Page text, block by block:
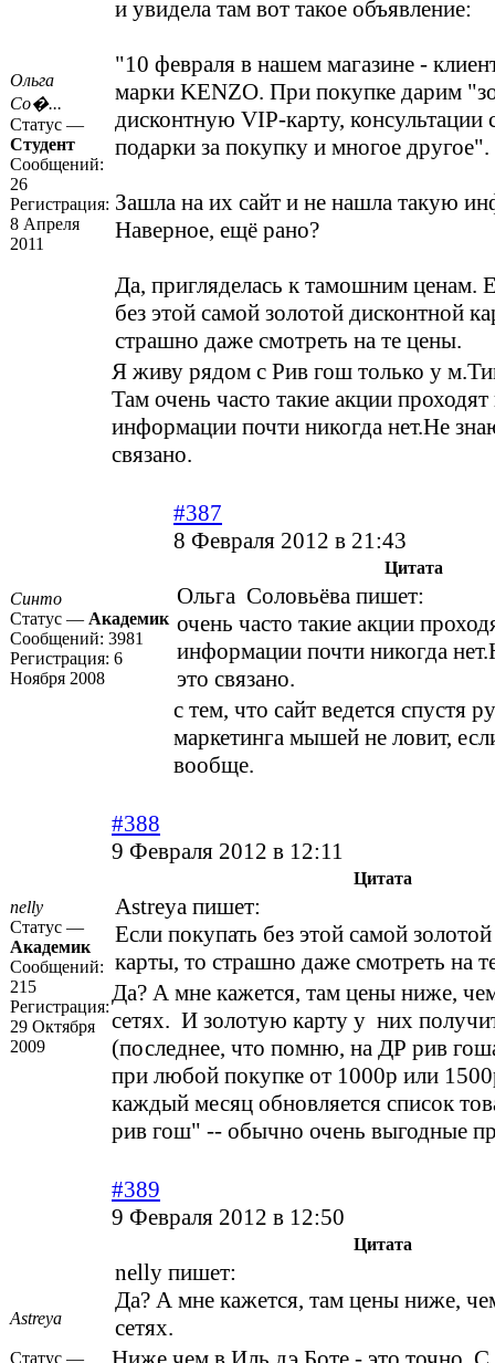
Ольга
Со�...
Статус —
Студент
Сообщений:
26
Регистрация:
8 Апреля
2011
и увидела там вот такое объявление:
"10 февраля в нашем магазине -
марки KENZO. При покупке дарим
дисконтную VIP-карту, консультации
подарки за покупку и многое другое".
Зашла на их сайт и не нашла такую
Наверное, ещё рано?
Да, пригляделась к тамошним ценам.
без этой самой золотой дисконтной
страшно даже смотреть на те цены.
Я живу рядом с Рив гош только у
Там очень часто такие акции проходят
информации почти никогда нет.Не
связано.
Синто
Статус — Академик
Сообщений: 3981
Регистрация: 6
Ноября 2008
#387
8 Февраля 2012 в 21:43
Цитата
Ольга Соловьёва пишет:
очень часто такие акции
информации почти никогда
это связано.
с тем, что сайт ведется спустя
маркетинга мышей не ловит,
вообще.
nelly
Статус —
Академик
Сообщений:
215
Регистрация:
29 Октября
2009
#388
9 Февраля 2012 в 12:11
Цитата
Astreya пишет:
Если покупать без этой самой
карты, то страшно даже смотреть на
Да? А мне кажется, там цены ниже,
сетях. И золотую карту у них
(последнее, что помню, на ДР рив
при любой покупке от 1000р или
каждый месяц обновляется список
рив гош" -- обычно очень выгодные
Astreya
Статус —
#389
9 Февраля 2012 в 12:50
Цитата
nelly пишет:
Да? А мне кажется, там цены ниже,
сетях.